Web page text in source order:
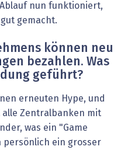
nun funktioniert,
gemacht.
können neu
bezahlen. Was
geführt?
erneuten Hype, und
Zentralbanken mit
was ein "Game
persönlich ein grosser